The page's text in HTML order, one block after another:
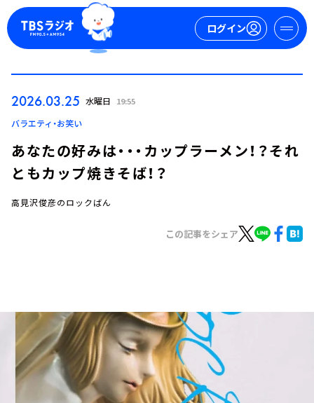
ログイン
ログイン
お知らせ
イベント・グッズ
YouTube
会社情報
2026.03.25 水曜日 19:55
バラエティ・お笑い
あなたの好みは・・・カップラーメン！？それ
ともカップ焼きそば！？
高見沢俊彦のロックばん
この記事をシェア